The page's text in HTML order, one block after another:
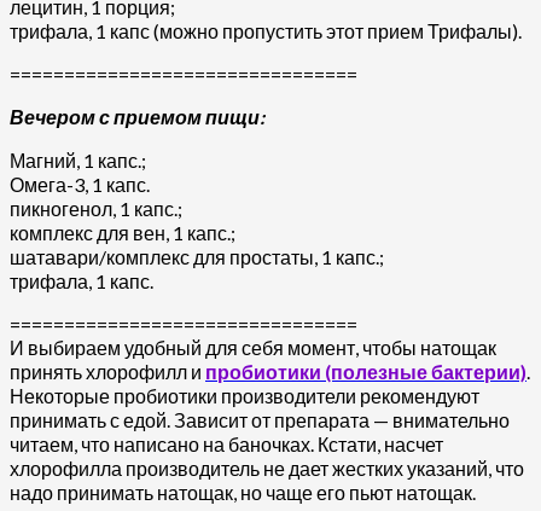
лецитин, 1 порция;
трифала, 1 капс (можно пропустить этот прием Трифалы).
================================
Вечером с приемом пищи:
Магний, 1 капс.;
Омега-3, 1 капс.
пикногенол, 1 капс.;
комплекс для вен, 1 капс.;
шатавари/комплекс для простаты, 1 капс.;
трифала, 1 капс.
================================
И выбираем удобный для себя момент, чтобы натощак
принять хлорофилл и пробиотики (полезные бактерии).
Некоторые пробиотики производители рекомендуют
принимать с едой. Зависит от препарата — внимательно
читаем, что написано на баночках. Кстати, насчет
хлорофилла производитель не дает жестких указаний, что
надо принимать натощак, но чаще его пьют натощак.